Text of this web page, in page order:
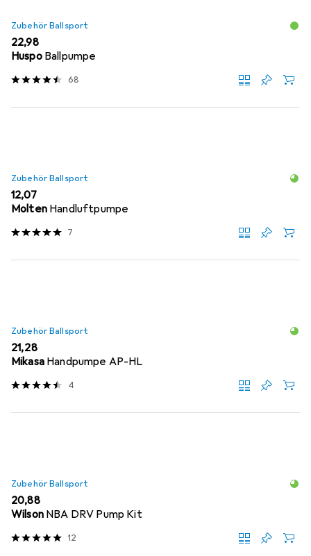
Zubehör Ballsport
EUR
22,98
Huspo Ballpumpe
68
Zubehör Ballsport
EUR
12,07
Molten Handluftpumpe
7
Zubehör Ballsport
EUR
21,28
Mikasa Handpumpe AP-HL
4
Zubehör Ballsport
EUR
20,88
Wilson NBA DRV Pump Kit
12